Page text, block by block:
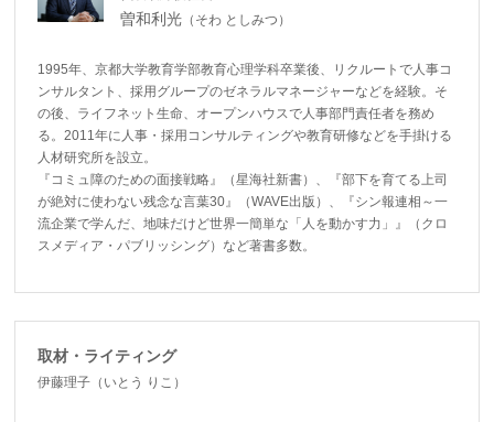
曽和利光 （そわ としみつ）
1995年、京都大学教育学部教育心理学科卒業後、リクルートで人事コ
ンサルタント、採用グループのゼネラルマネージャーなどを経験。そ
の後、ライフネット生命、オープンハウスで人事部門責任者を務め
る。2011年に人事・採用コンサルティングや教育研修などを手掛ける
人材研究所を設立。
『コミュ障のための面接戦略』（星海社新書）、『部下を育てる上司
が絶対に使わない残念な言葉30』（WAVE出版）、『シン報連相～一
流企業で学んだ、地味だけど世界一簡単な「人を動かす力」』（クロ
スメディア・パブリッシング）など著書多数。
取材・ライティング
伊藤理子（いとう りこ）